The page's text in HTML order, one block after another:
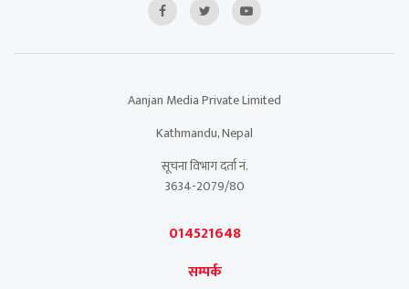
Aanjan Media Private Limited
Kathmandu, Nepal
सूचना विभाग दर्ता नं.
3634-2079/80
014521648
सम्पर्क